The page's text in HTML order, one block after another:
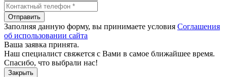
Отправить
Заполняя данную форму, вы принимаете условия Соглашения
об использовании сайта
Ваша заявка принята.
Наш специалист свяжется с Вами в самое ближайшее время.
Спасибо, что выбрали нас!
Закрыть